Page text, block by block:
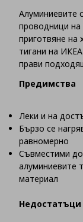
Алуминиевите
проводници на
приготвяне на
тигани на
прави
Предимства
Леки и на
Бързо се
равномерно
Съвместими
алуминиевите
материал
Недостатъци